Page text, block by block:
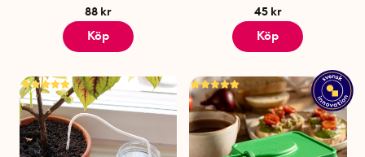
88 kr
Köp
45 kr
Köp